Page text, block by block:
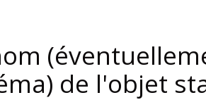
de l'objet